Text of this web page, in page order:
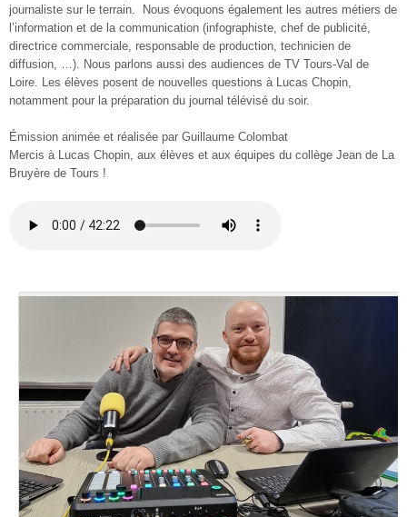
journaliste sur le terrain. Nous évoquons également les autres métiers de
l’information et de la communication (infographiste, chef de publicité,
directrice commerciale, responsable de production, technicien de
diffusion, …). Nous parlons aussi des audiences de TV Tours-Val de
Loire. Les élèves posent de nouvelles questions à Lucas Chopin,
notamment pour la préparation du journal télévisé du soir.
Émission animée et réalisée par Guillaume Colombat
Mercis à Lucas Chopin, aux élèves et aux équipes du collège Jean de La
Bruyère de Tours !